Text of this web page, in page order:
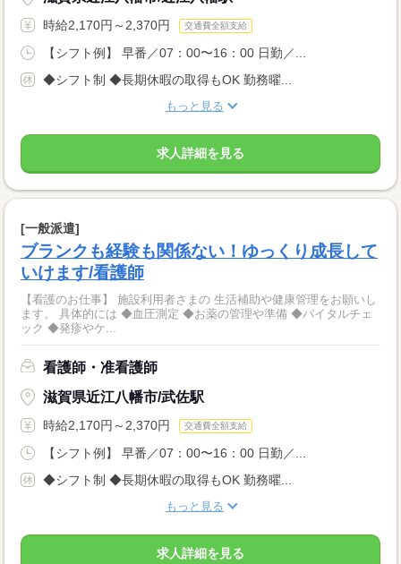
時給2,170円～2,370円 交通費全額支給
【シフト例】 早番／07：00〜16：00 日勤／...
◆シフト制 ◆長期休暇の取得もOK 勤務曜...
もっと見る
求人詳細を見る
[一般派遣]
ブランクも経験も関係ない！ゆっくり成長して
いけます/看護師
【看護のお仕事】 施設利用者さまの 生活補助や健康管理をお願いし
ます。 具体的には ◆血圧測定 ◆お薬の管理や準備 ◆バイタルチェ
ック ◆発疹やケ...
看護師・准看護師
滋賀県近江八幡市/武佐駅
時給2,170円～2,370円 交通費全額支給
【シフト例】 早番／07：00〜16：00 日勤／...
◆シフト制 ◆長期休暇の取得もOK 勤務曜...
もっと見る
求人詳細を見る